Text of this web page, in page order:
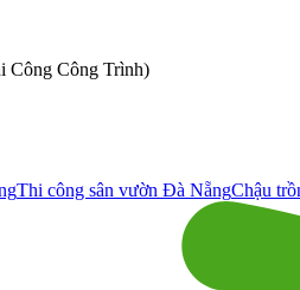
Công Công Trình)
Thi công sân vườn Đà NẵngChậu